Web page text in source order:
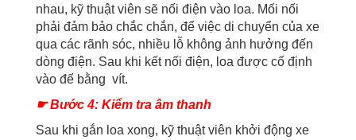
nhau, kỹ thuật viên sẽ nối điện vào loa. Mối nối
phải đảm bảo chắc chắn, để việc di chuyển của xe
qua các rãnh sóc, nhiều lỗ không ảnh hưởng đến
dòng điện. Sau khi kết nối điện, loa được cố định
vào đế bằng vít.
☛ Bước 4: Kiểm tra âm thanh
Sau khi gắn loa xong, kỹ thuật viên khởi động xe